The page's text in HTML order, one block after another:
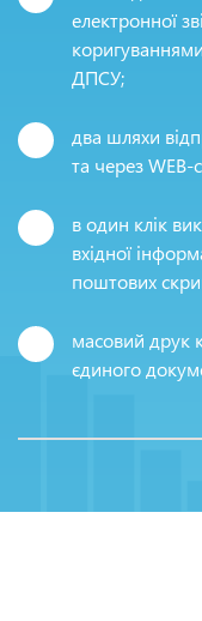
електронної
ДПСУ;
два шляхи
та через WEB-
в один клік
вхідної
поштових
масовий друк
єдиного